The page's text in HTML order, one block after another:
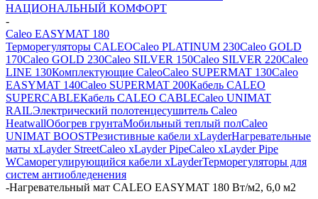
НАЦИОНАЛЬНЫЙ КОМФОРТ
-
Caleo EASYMAT 180
Терморегуляторы CALEOCaleo PLATINUM 230Caleo GOLD
170Caleo GOLD 230Caleo SILVER 150Caleo SILVER 220Caleo
LINE 130Комплектующие CaleoCaleo SUPERMAT 130Caleo
EASYMAT 140Caleo SUPERMAT 200Кабель CALEO
SUPERCABLEКабель CALEO CABLECaleo UNIMAT
RAILЭлектрический полотенцесушитель Caleo
HeatwallОбогрев грунтаМобильный теплый полCaleo
UNIMAT BOOSTРезистивные кабели xLayderНагревательные
маты xLayder StreetCaleo xLayder PipeCaleo xLayder Pipe
WСаморегулирующийся кабели xLayderТерморегуляторы для
систем антиобледенения
-Нагревательный мат CALEO EASYMAT 180 Вт/м2, 6,0 м2